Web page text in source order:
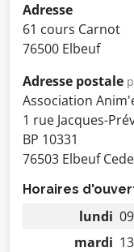
Adresse
61 cours Carnot
76500 Elbeuf
Adresse postale
Association
1 rue Jacques-
BP 10331
76503 Elbeuf
Horaires
lundi
mardi